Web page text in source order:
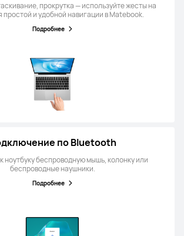
прокрутка — используйте жесты на
простой и удобной навигации в Matebook.
Подробнее
по Bluetooth
ноутбуку беспроводную мышь, колонку или
беспроводные наушники.
Подробнее